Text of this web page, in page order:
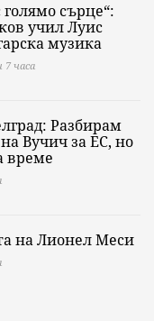
голямо сърце“:
учил Луис
музика
7 часа
Разбирам
Вучич за ЕС, но
време
на Лионел Меси